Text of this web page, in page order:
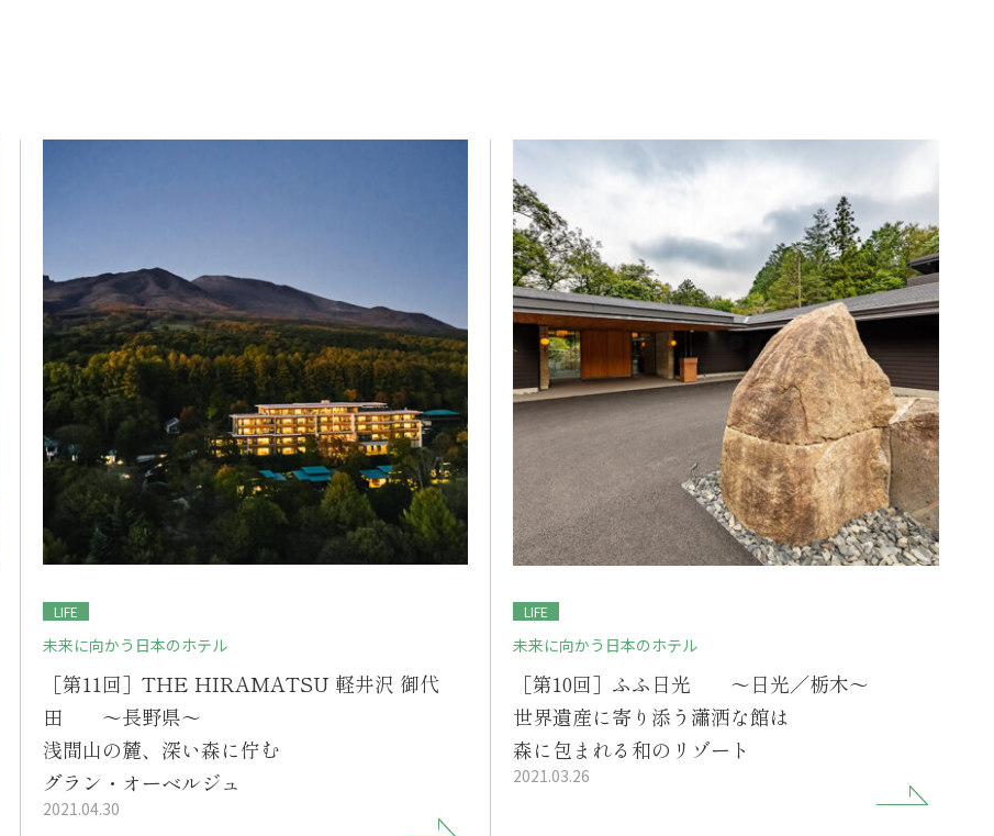
LIFE
未来に向かう日本のホテル
［第11回］THE HIRAMATSU 軽井沢 御代
田 ～長野県～
浅間山の麓、深い森に佇む
グラン・オーベルジュ
2021.04.30
LIFE
未来に向かう日本のホテル
［第10回］ふふ日光 ～日光／栃木～
世界遺産に寄り添う瀟洒な館は
森に包まれる和のリゾート
2021.03.26